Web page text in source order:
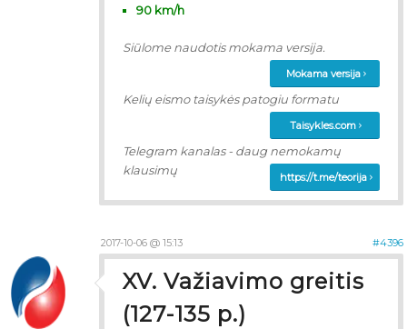
90 km/h
Siūlome naudotis mokama versija.
Mokama versija
Kelių eismo taisykės patogiu formatu
Taisykles.com
Telegram kanalas - daug nemokamų
klausimų
https://t.me/teorija
2017-10-06 @ 15:13 #4396
XV. Važiavimo greitis
(127-135 p.)